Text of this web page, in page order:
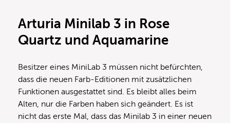
Arturia Minilab 3 in Rose
Quartz und Aquamarine
Besitzer eines MiniLab 3 müssen nicht befürchten,
dass die neuen Farb-Editionen mit zusätzlichen
Funktionen ausgestattet sind. Es bleibt alles beim
Alten, nur die Farben haben sich geändert. Es ist
nicht das erste Mal, dass das Minilab 3 in einer neuen